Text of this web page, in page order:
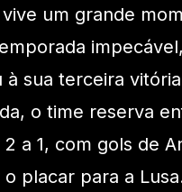
um grande
sua terceira
o time reserva
a 1, com gols de
placar para a